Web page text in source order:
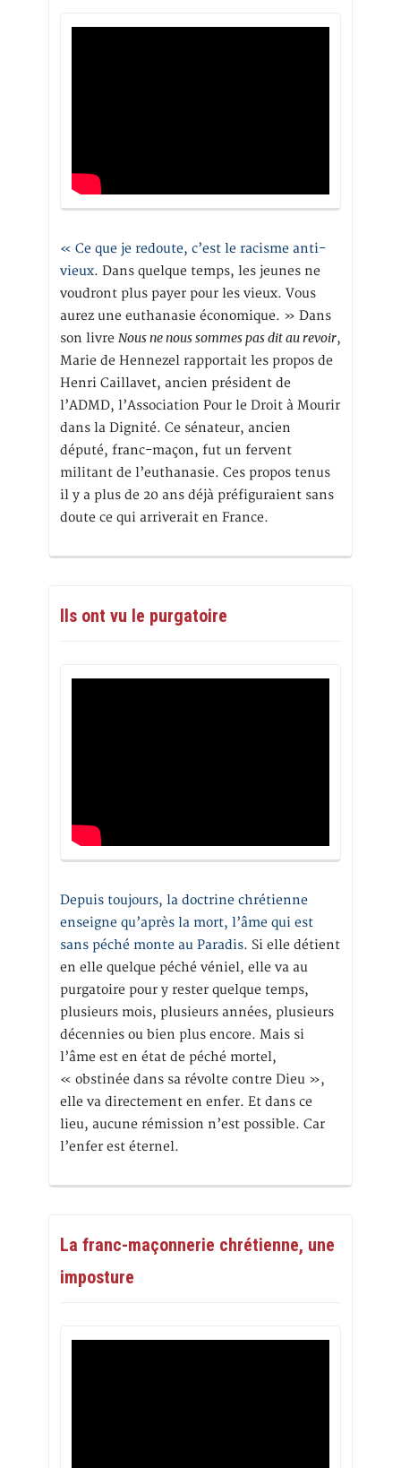
« Ce que je redoute, c’est le racisme anti-
vieux. Dans quelque temps, les jeunes ne
voudront plus payer pour les vieux. Vous
aurez une euthanasie économique. » Dans
son livre Nous ne nous sommes pas dit au revoir,
Marie de Hennezel rapportait les propos de
Henri Caillavet, ancien président de
l’ADMD, l’Association Pour le Droit à Mourir
dans la Dignité. Ce sénateur, ancien
député, franc-maçon, fut un fervent
militant de l’euthanasie. Ces propos tenus
il y a plus de 20 ans déjà préfiguraient sans
doute ce qui arriverait en France.
Ils ont vu le purgatoire
Depuis toujours, la doctrine chrétienne
enseigne qu’après la mort, l’âme qui est
sans péché monte au Paradis. Si elle détient
en elle quelque péché véniel, elle va au
purgatoire pour y rester quelque temps,
plusieurs mois, plusieurs années, plusieurs
décennies ou bien plus encore. Mais si
l’âme est en état de péché mortel,
« obstinée dans sa révolte contre Dieu »,
elle va directement en enfer. Et dans ce
lieu, aucune rémission n’est possible. Car
l’enfer est éternel.
La franc-maçonnerie chrétienne, une
imposture